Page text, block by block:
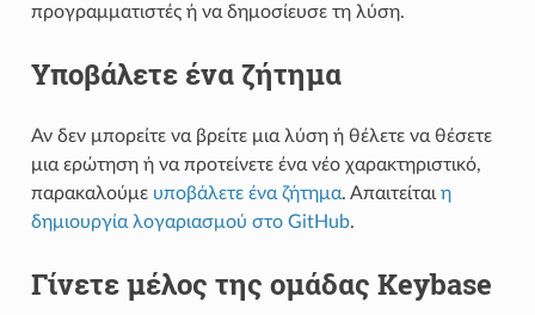
προγραμματιστές ή να δημοσίευσε τη λύση.
Υποβάλετε ένα ζήτημα
Αν δεν μπορείτε να βρείτε μια λύση ή θέλετε να θέσετε
μια ερώτηση ή να προτείνετε ένα νέο χαρακτηριστικό,
παρακαλούμε υποβάλετε ένα ζήτημα. Απαιτείται η
δημιουργία λογαριασμού στο GitHub.
Γίνετε μέλος της ομάδας Keybase